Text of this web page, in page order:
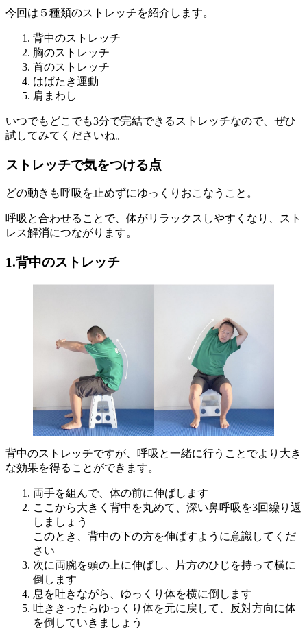
今回は５種類のストレッチを紹介します。
背中のストレッチ
胸のストレッチ
首のストレッチ
はばたき運動
肩まわし
いつでもどこでも3分で完結できるストレッチなので、ぜひ
試してみてくださいね。
ストレッチで気をつける点
どの動きも呼吸を止めずにゆっくりおこなうこと。
呼吸と合わせることで、体がリラックスしやすくなり、スト
レス解消につながります。
1.背中のストレッチ
背中のストレッチですが、呼吸と一緒に行うことでより大き
な効果を得ることができます。
両手を組んで、体の前に伸ばします
ここから大きく背中を丸めて、深い鼻呼吸を3回繰り返
しましょう
このとき、背中の下の方を伸ばすように意識してくだ
さい
次に両腕を頭の上に伸ばし、片方のひじを持って横に
倒します
息を吐きながら、ゆっくり体を横に倒します
吐ききったらゆっくり体を元に戻して、反対方向に体
を倒していきましょう